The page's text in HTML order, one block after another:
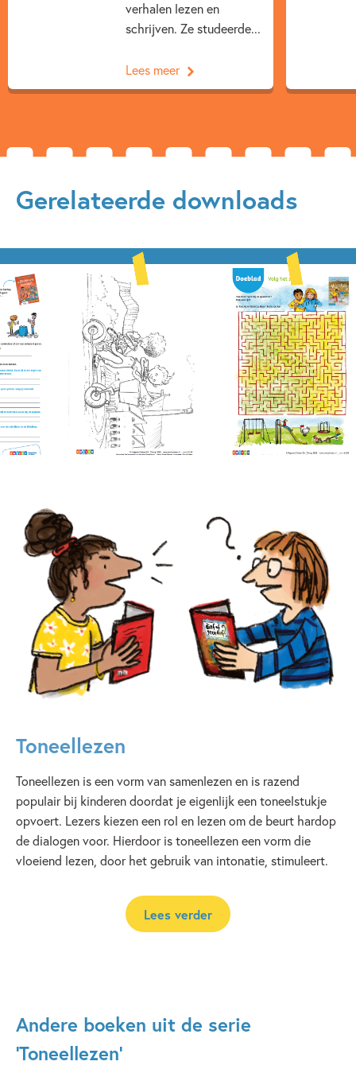
verhalen lezen en
schrijven. Ze studeerde...
Lees meer
Gerelateerde downloads
Toneellezen
Toneellezen is een vorm van samenlezen en is razend
populair bij kinderen doordat je eigenlijk een toneelstukje
opvoert. Lezers kiezen een rol en lezen om de beurt hardop
de dialogen voor. Hierdoor is toneellezen een vorm die
vloeiend lezen, door het gebruik van intonatie, stimuleert.
Lees verder
Andere boeken uit de serie
'Toneellezen'